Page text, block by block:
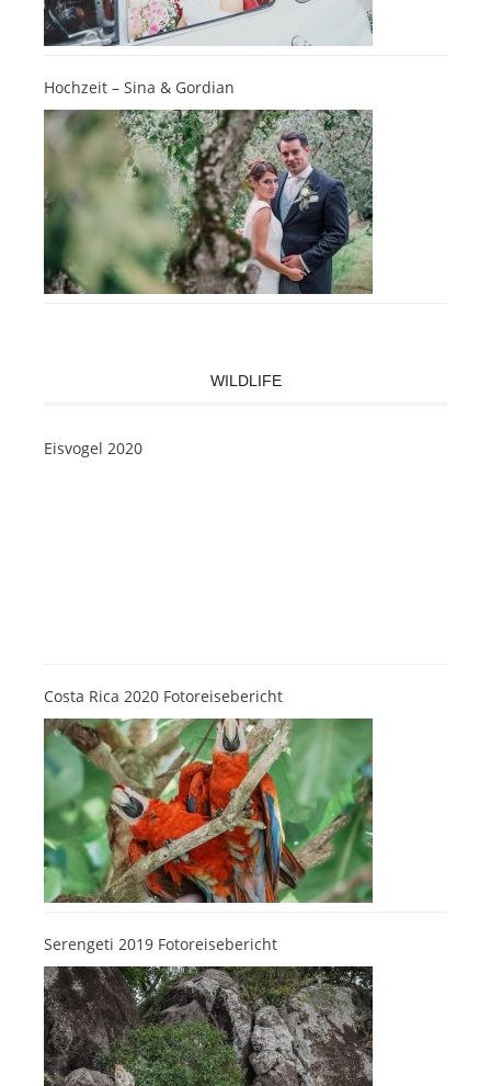
Hochzeit – Sina & Gordian
WILDLIFE
Eisvogel 2020
Costa Rica 2020 Fotoreisebericht
Serengeti 2019 Fotoreisebericht